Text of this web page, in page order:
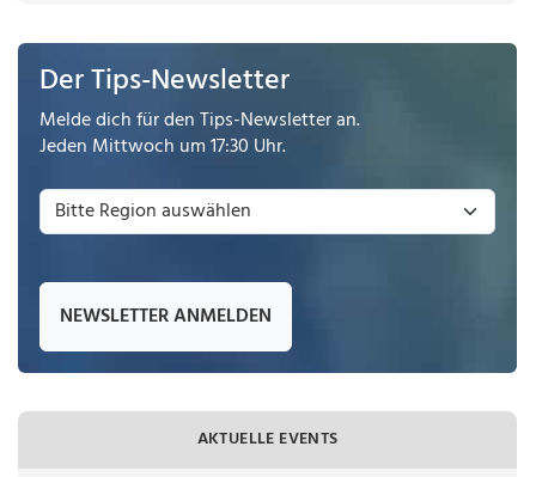
Der Tips-Newsletter
Melde dich für den Tips-Newsletter an.
Jeden Mittwoch um 17:30 Uhr.
NEWSLETTER ANMELDEN
AKTUELLE EVENTS